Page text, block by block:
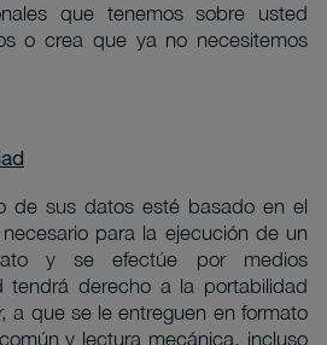
que tenemos sobre usted
o crea que ya no necesitemos
de sus datos esté basado en el
para la ejecución de un
y se efectúe por medios
tendrá derecho a la portabilidad
a que se le entreguen en formato
y lectura mecánica, incluso